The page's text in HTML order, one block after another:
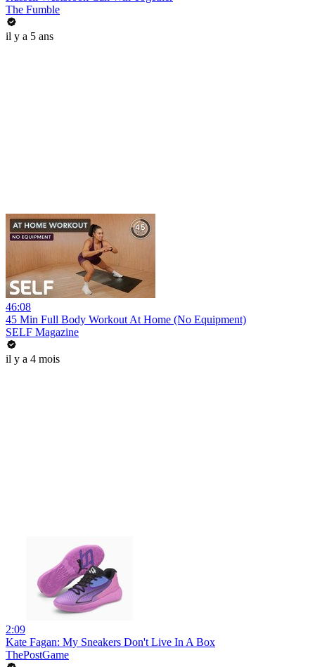
The Fumble
il y a 5 ans
46:08
45 Min Full Body Workout At Home (No Equipment)
SELF Magazine
il y a 4 mois
2:09
Kate Fagan: My Sneakers Don't Live In A Box
ThePostGame